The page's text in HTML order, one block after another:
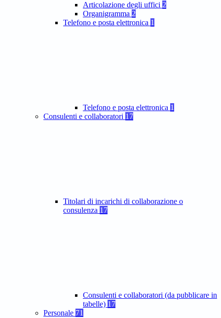
Articolazione degli uffici 2
Organigramma 2
Telefono e posta elettronica 1
Telefono e posta elettronica 1
Consulenti e collaboratori 17
Titolari di incarichi di collaborazione o
consulenza 17
Consulenti e collaboratori (da pubblicare in
tabelle) 17
Personale 71